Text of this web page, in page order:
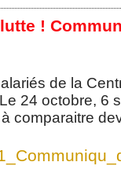
!
de la
24 octobre, 6
comparaitre